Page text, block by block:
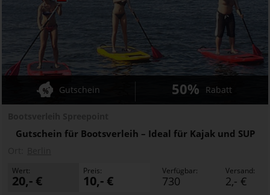
Gutschein für Bootsverleih – Ideal für Kajak und SUP
Gutschein 50% Rabatt
Wert:
20,- €
Preis:
10,- €
Verfügbar:
730
Versand:
2,- €